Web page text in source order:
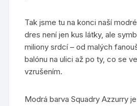
Tak jsme tu na konci naší
dres není jen kus látky, ale
miliony srdcí – od malých
balónu na ulici až po ty, co se
vzrušením.
Modrá barva Squadry Azzurry